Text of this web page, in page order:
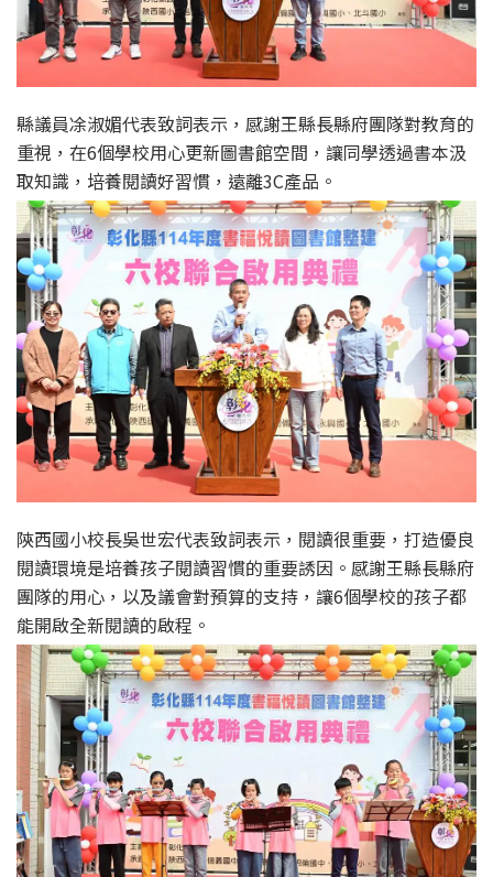
縣議員凃淑媚代表致詞表示，感謝王縣長縣府團隊對教育的
重視，在6個學校用心更新圖書館空間，讓同學透過書本汲
取知識，培養閱讀好習慣，遠離3C產品。
陝西國小校長吳世宏代表致詞表示，閱讀很重要，打造優良
閱讀環境是培養孩子閱讀習慣的重要誘因。感謝王縣長縣府
團隊的用心，以及議會對預算的支持，讓6個學校的孩子都
能開啟全新閱讀的啟程。